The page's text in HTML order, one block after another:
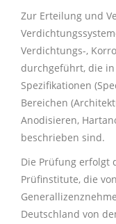
Zur Erteilung und
Verdichtungs-,
durchgeführt, die
Spezifikationen
Bereichen
Anodisieren,
beschrieben sind.
Die Prüfung erfolgt
Prüfinstitute, die
Deutschland von